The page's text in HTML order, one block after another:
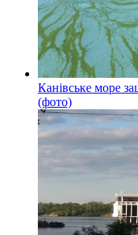
Канівське море
(фото)